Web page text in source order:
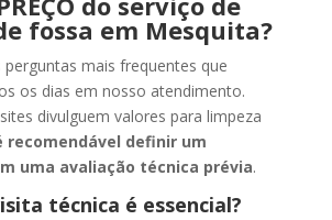
fossa em Mesquita?
perguntas mais frequentes que
os dias em nosso atendimento.
divulguem valores para limpeza
recomendável definir um
uma avaliação técnica prévia.
técnica é essencial?